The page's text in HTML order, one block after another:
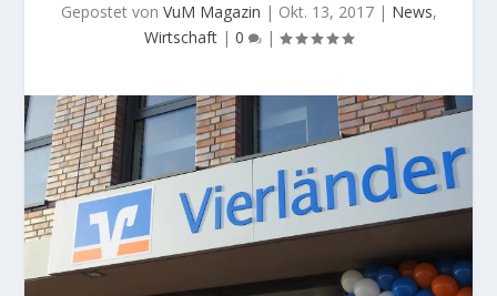
Gepostet von VuM Magazin | Okt. 13, 2017| News,
Wirtschaft | 0 |